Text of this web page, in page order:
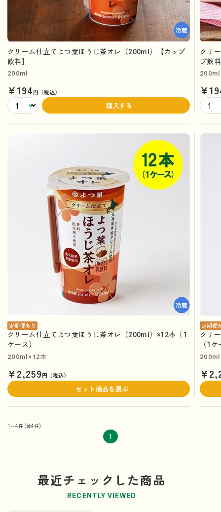
クリーム仕立てよつ葉ほうじ茶オレ（200ml）【カップ
飲料】
200ml
¥194円（税込）
購入する
クリ
プ飲
200ml
定期便あり
クリーム仕立てよつ葉ほうじ茶オレ（200ml）×12本（1
ケース）
200ml×12本
¥2,259円（税込）
セット商品を選ぶ
定期便
クリ
（1
1～4件 (全4件)
1
最近チェックした商品
RECENTLY VIEWED